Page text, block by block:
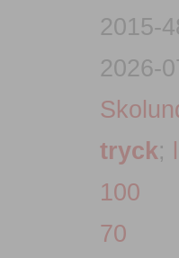
2015-
2026-
tryck;
100
70